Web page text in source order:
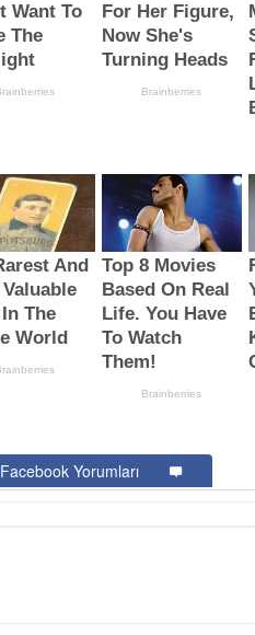
Facebook Yorumları